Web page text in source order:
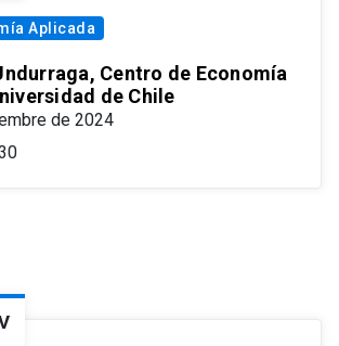
Aplicada
Centro de Economía
de Chile
de 2024